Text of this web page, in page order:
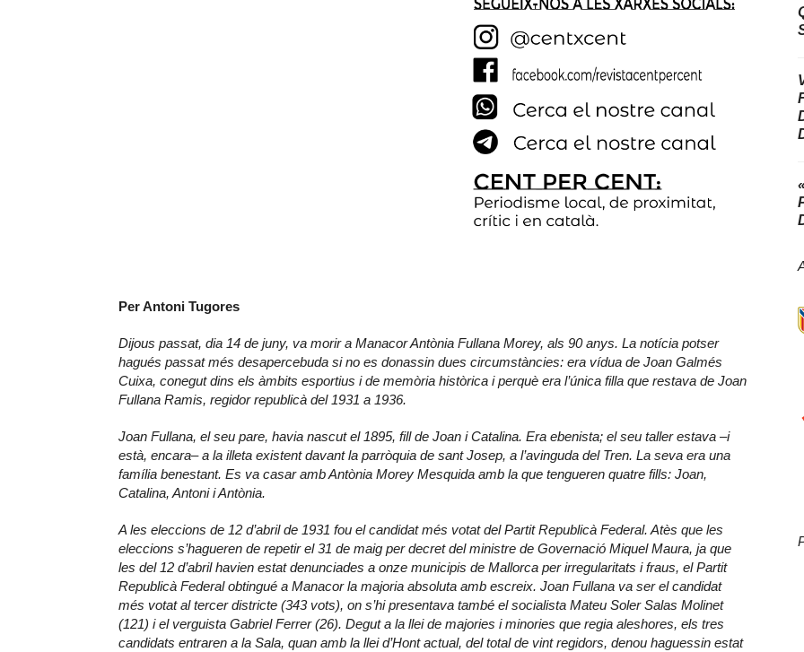
Per Antoni Tugores
Dijous passat, dia 14 de juny, va morir a Manacor Antònia Fullana Morey, als 90 anys. La notícia potser
hagués passat més desapercebuda si no es donassin dues circumstàncies: era vídua de Joan Galmés
Cuixa, conegut dins els àmbits esportius i de memòria històrica i perquè era l’única filla que restava de Joan
Fullana Ramis, regidor republicà del 1931 a 1936.
Joan Fullana, el seu pare, havia nascut el 1895, fill de Joan i Catalina. Era ebenista; el seu taller estava –i
està, encara– a la illeta existent davant la parròquia de sant Josep, a l’avinguda del Tren. La seva era una
família benestant. Es va casar amb Antònia Morey Mesquida amb la que tengueren quatre fills: Joan,
Catalina, Antoni i Antònia.
A les eleccions de 12 d’abril de 1931 fou el candidat més votat del Partit Republicà Federal. Atès que les
eleccions s’hagueren de repetir el 31 de maig per decret del ministre de Governació Miquel Maura, ja que
les del 12 d’abril havien estat denunciades a onze municipis de Mallorca per irregularitats i fraus, el Partit
Republicà Federal obtingué a Manacor la majoria absoluta amb escreix. Joan Fullana va ser el candidat
més votat al tercer districte (343 vots), on s’hi presentava també el socialista Mateu Soler Salas Molinet
(121) i el verguista Gabriel Ferrer (26). Degut a la llei de majories i minories que regia aleshores, els tres
candidats entraren a la Sala, quan amb la llei d’Hont actual, del total de vint regidors, denou haguessin estat